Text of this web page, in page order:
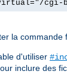
cgi-
la commande
d'utiliser
inclure des